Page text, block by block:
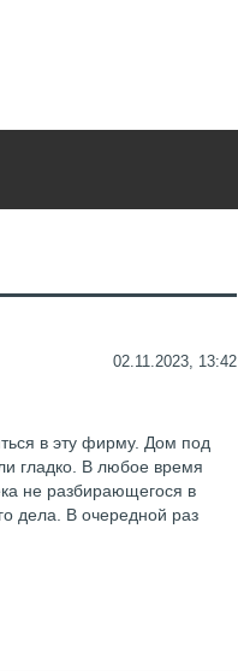
02.11.2023, 13:42
в эту фирму. Дом под
гладко. В любое время
не разбирающегося в
дела. В очередной раз